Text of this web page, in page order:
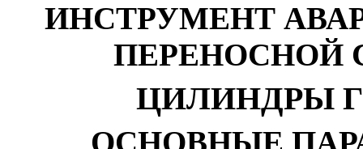
ИНСТРУМЕНТ
ПЕРЕНОСНОЙ
ЦИЛИНДРЫ